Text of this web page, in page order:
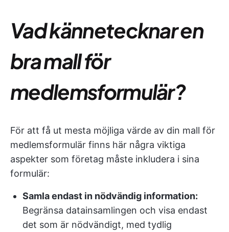
Vad kännetecknar en
bra mall för
medlemsformulär?
För att få ut mesta möjliga värde av din mall för
medlemsformulär finns här några viktiga
aspekter som företag måste inkludera i sina
formulär:
Samla endast in nödvändig information:
Begränsa datainsamlingen och visa endast
det som är nödvändigt, med tydlig